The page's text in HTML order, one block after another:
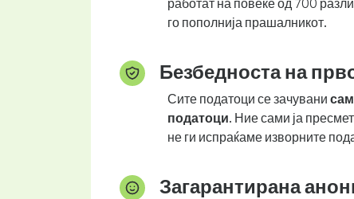
работат на повеќе од 700
го пополнија прашалникот.
Безбедноста на
Сите податоци се зачувани
податоци. Ние сами ја
не ги испраќаме изворните
Загарантирана